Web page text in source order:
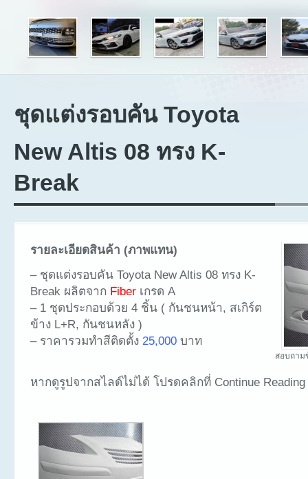
ชุดแต่งรอบคัน Toyota
New Altis 08 ทรง K-
Break
สอบถาม
รายละเอียดสินค้า (ภาพแทน)
– ชุดแต่งรอบคัน Toyota New Altis 08 ทรง K-
Break ผลิตจาก Fiber เกรด A
– 1 ชุดประกอบด้วย 4 ชิ้น ( กันชนหน้า, สเกิร์ต
ข้าง L+R, กันชนหลัง )
– ราคารวมทำสีติดตั้ง 25,000 บาท
หากดูรูปจากสไลด์ไม่ได้ โปรดคลิกที่ Continue Reading